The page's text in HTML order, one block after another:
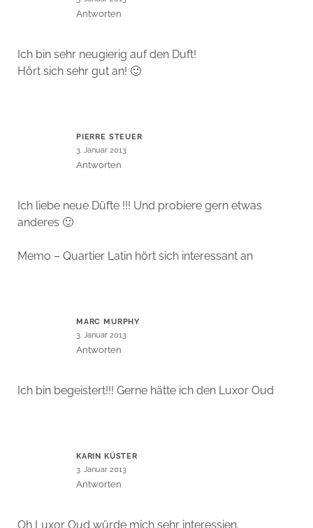
Antworten
Ich bin sehr neugierig auf den Duft!
Hört sich sehr gut an! 🙂
PIERRE STEUER
3. Januar 2013
Antworten
Ich liebe neue Düfte !!! Und probiere gern etwas
anderes 🙂
Memo – Quartier Latin hört sich interessant an
MARC MURPHY
3. Januar 2013
Antworten
Ich bin begeistert!!! Gerne hätte ich den Luxor Oud
KARIN KÜSTER
3. Januar 2013
Antworten
Oh Luxor Oud würde mich sehr interessien.